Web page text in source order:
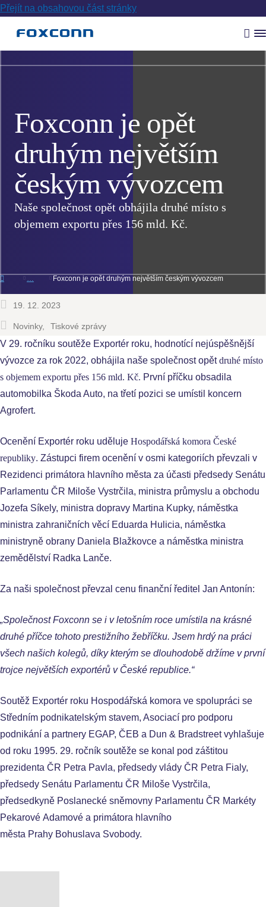
Přejít na obsahovou část stránky
Foxconn je opět
druhým největším
českým vývozcem
Naše společnost opět obhájila druhé místo s
objemem exportu přes 156 mld. Kč.
Foxconn je opět druhým největším českým vývozcem
19. 12. 2023
Novinky Tiskové zprávy
V 29. ročníku soutěže Exportér roku, hodnotící nejúspěšnější
vývozce za rok 2022, obhájila naše společnost opětdruhé místo
s objemem exportu přes 156 mld. Kč. První příčku obsadila
automobilka Škoda Auto, na třetí pozici se umístil koncern
Agrofert.
Ocenění Exportér roku uděluje Hospodářská komora České
republiky. Zástupci firem ocenění v osmi kategoriích převzali v
Rezidenci primátora hlavního města za účasti předsedy Senátu
Parlamentu ČR Miloše Vystrčila, ministra průmyslu a obchodu
Jozefa Síkely, ministra dopravy Martina Kupky, náměstka
ministra zahraničních věcí Eduarda Hulicia, náměstka
ministryně obrany Daniela Blažkovce a náměstka ministra
zemědělství Radka Lanče.
Za naši společnost převzal cenu finanční ředitel Jan Antonín:
„Společnost Foxconn se i v letošním roce umístila na krásné
druhé příčce tohoto prestižního žebříčku. Jsem hrdý na práci
všech našich kolegů, díky kterým se dlouhodobě držíme v první
trojce největších exportérů v České republice.“
Soutěž Exportér roku Hospodářská komora ve spolupráci se
Středním podnikatelským stavem, Asociací pro podporu
podnikání a partnery EGAP, ČEB a Dun & Bradstreet vyhlašuje
od roku 1995. 29. ročník soutěže se konal pod záštitou
prezidenta ČR Petra Pavla, předsedy vlády ČR Petra Fialy,
předsedy Senátu Parlamentu ČR Miloše Vystrčila,
předsedkyně Poslanecké sněmovny Parlamentu ČR Markéty
Pekarové Adamové a primátora hlavního
města Prahy Bohuslava Svobody.